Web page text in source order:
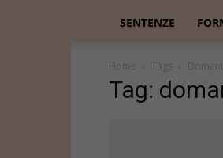
SENTENZE
Home Tags
Tag: